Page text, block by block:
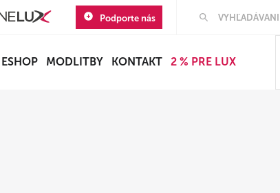
Podporte nás
ESHOP MODLITBY KONTAKT 2 % PRE LUX